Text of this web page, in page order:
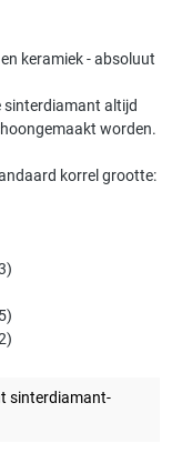
keramiek - absoluut
sinterdiamant altijd
worden.
korrel grootte:
sinterdiamant-